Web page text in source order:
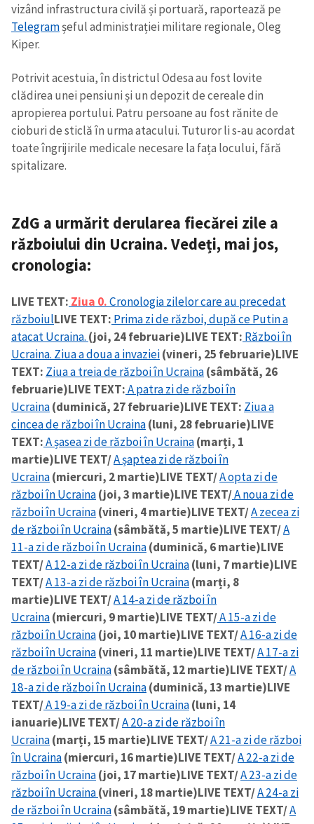
vizând infrastructura civilă și portuară, raportează pe
Telegramșeful administrației militare regionale, Oleg
Kiper.
Potrivit acestuia, în districtul Odesa au fost lovite
clădirea unei pensiuni și un depozit de cereale din
apropierea portului. Patru persoane au fost rănite de
cioburi de sticlă în urma atacului. Tuturor li s-au acordat
toate îngrijirile medicale necesare la fața locului, fără
spitalizare.
ZdG a urmărit derularea fiecărei zile a
războiului din Ucraina. Vedeți, mai jos,
cronologia:
LIVE TEXT: Ziua 0.Cronologia zilelor care au precedat
războiulLIVE TEXT: Prima zi de război, după ce Putin a
atacat Ucraina. (joi, 24 februarie)LIVE TEXT: Război în
Ucraina. Ziua a doua a invaziei(vineri, 25 februarie)LIVE
TEXT: Ziua a treia de război în Ucraina(sâmbătă, 26
februarie)LIVE TEXT:A patra zi de război în
Ucraina(duminică, 27 februarie)LIVE TEXT: Ziua a
cincea de război în Ucraina(luni, 28 februarie)LIVE
TEXT:A șasea zi de război în Ucraina(marți, 1
martie)LIVE TEXT/A șaptea zi de război în
Ucraina(miercuri, 2 martie)LIVE TEXT/A opta zi de
război în Ucraina(joi, 3 martie)LIVE TEXT/A noua zi de
război în Ucraina(vineri, 4 martie)LIVE TEXT/A zecea zi
de război în Ucraina(sâmbătă, 5 martie)LIVE TEXT/A
11-a zi de război în Ucraina(duminică, 6 martie)LIVE
TEXT/A 12-a zi de război în Ucraina(luni, 7 martie)LIVE
TEXT/A 13-a zi de război în Ucraina(marți, 8
martie)LIVE TEXT/A 14-a zi de război în
Ucraina(miercuri, 9 martie)LIVE TEXT/A 15-a zi de
război în Ucraina(joi, 10 martie)LIVE TEXT/A 16-a zi de
război în Ucraina(vineri, 11 martie)LIVE TEXT/A 17-a zi
de război în Ucraina(sâmbătă, 12 martie)LIVE TEXT/A
18-a zi de război în Ucraina(duminică, 13 martie)LIVE
TEXT/A 19-a zi de război în Ucraina(luni, 14
ianuarie)LIVE TEXT/A 20-a zi de război în
Ucraina(marți, 15 martie)LIVE TEXT/A 21-a zi de război
în Ucraina(miercuri, 16 martie)LIVE TEXT/A 22-a zi de
război în Ucraina(joi, 17 martie)LIVE TEXT/A 23-a zi de
război în Ucraina(vineri, 18 martie)LIVE TEXT/A 24-a zi
de război în Ucraina(sâmbătă, 19 martie)LIVE TEXT/A